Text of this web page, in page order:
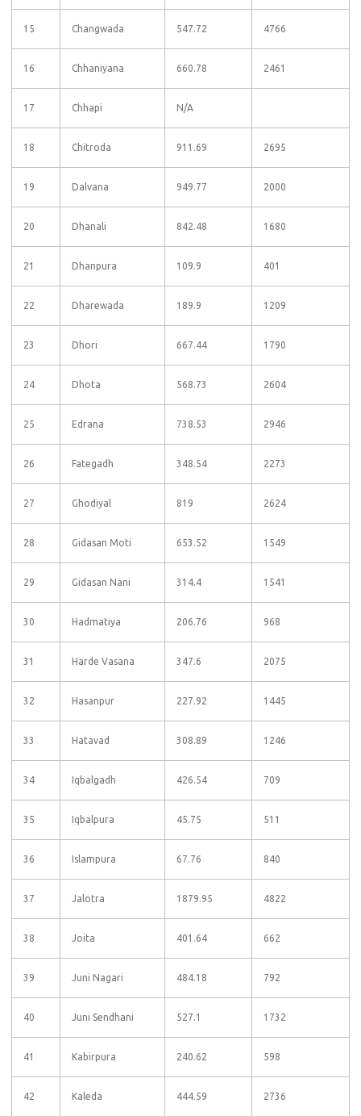
15 Changwada 547.72 4766
16 Chhaniyana 660.78 2461
17 Chhapi N/A
18 Chitroda 911.69 2695
19 Dalvana 949.77 2000
20 Dhanali 842.48 1680
21 Dhanpura 109.9 401
22 Dharewada 189.9 1209
23 Dhori 667.44 1790
24 Dhota 568.73 2604
25 Edrana 738.53 2946
26 Fategadh 348.54 2273
27 Ghodiyal 819 2624
28 Gidasan Moti 653.52 1549
29 Gidasan Nani 314.4 1541
30 Hadmatiya 206.76 968
31 Harde Vasana 347.6 2075
32 Hasanpur 227.92 1445
33 Hatavad 308.89 1246
34 Iqbalgadh 426.54 709
35 Iqbalpura 45.75 511
36 Islampura 67.76 840
37 Jalotra 1879.95 4822
38 Joita 401.64 662
39 Juni Nagari 484.18 792
40 Juni Sendhani 527.1 1732
41 Kabirpura 240.62 598
42 Kaleda 444.59 2736